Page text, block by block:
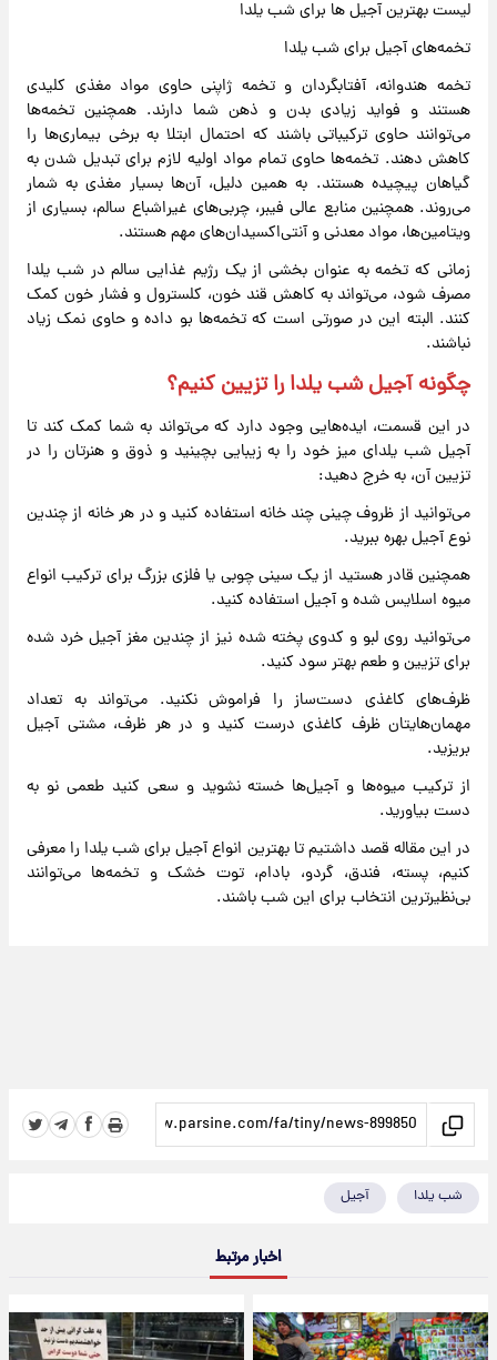
لیست بهترین آجیل ها برای شب یلدا
تخمه‌های آجیل برای شب یلدا
تخمه هندوانه، آفتابگردان و تخمه ژاپنی حاوی مواد مغذی کلیدی
هستند و فواید زیادی بدن و ذهن شما دارند. همچنین تخمه‌ها
می‌توانند حاوی ترکیباتی باشند که احتمال ابتلا به برخی بیماری‌ها را
کاهش دهند. تخمه‌ها حاوی تمام مواد اولیه لازم برای تبدیل شدن به
گیاهان پیچیده هستند. به همین دلیل، آن‌ها بسیار مغذی به شمار
می‌روند. همچنین منابع عالی فیبر، چربی‌های غیراشباع سالم، بسیاری از
ویتامین‌ها، مواد معدنی و آنتی‌اکسیدان‌های مهم هستند.
زمانی که تخمه به عنوان بخشی از یک رژیم غذایی سالم در شب یلدا
مصرف شود، می‌تواند به کاهش قند خون، کلسترول و فشار خون کمک
کنند. البته این در صورتی است که تخمه‌ها بو داده و حاوی نمک زیاد
نباشند.
چگونه آجیل شب یلدا را تزیین کنیم؟
در این قسمت، ایده‌هایی وجود دارد که می‌تواند به شما کمک کند تا
آجیل شب یلدای میز خود را به زیبایی بچینید و ذوق و هنرتان را در
تزیین آن، به خرج دهید:
می‌توانید از ظروف چینی چند خانه استفاده کنید و در هر خانه از چندین
نوع آجیل بهره ببرید.
همچنین قادر هستید از یک سینی چوبی یا فلزی بزرگ برای ترکیب انواع
میوه اسلایس شده و آجیل استفاده کنید.
می‌توانید روی لبو و کدوی پخته شده نیز از چندین مغز آجیل خرد شده
برای تزیین و طعم بهتر سود کنید.
ظرف‌های کاغذی دست‌ساز را فراموش نکنید. می‌تواند به تعداد
مهمان‌هایتان ظرف کاغذی درست کنید و در هر ظرف، مشتی آجیل
بریزید.
از ترکیب میوه‌ها و آجیل‌ها خسته نشوید و سعی کنید طعمی نو به
دست بیاورید.
در این مقاله قصد داشتیم تا بهترین انواع آجیل برای شب یلدا را معرفی
کنیم، پسته، فندق، گردو، بادام، توت خشک و تخمه‌ها می‌توانند
بی‌نظیرترین انتخاب برای این شب باشند.
شب یلدا آجیل
اخبار مرتبط